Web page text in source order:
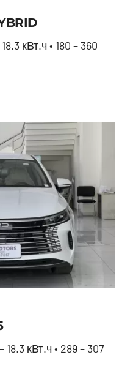
кВт.ч • 180 – 360
18.3 кВт.ч • 289 – 307